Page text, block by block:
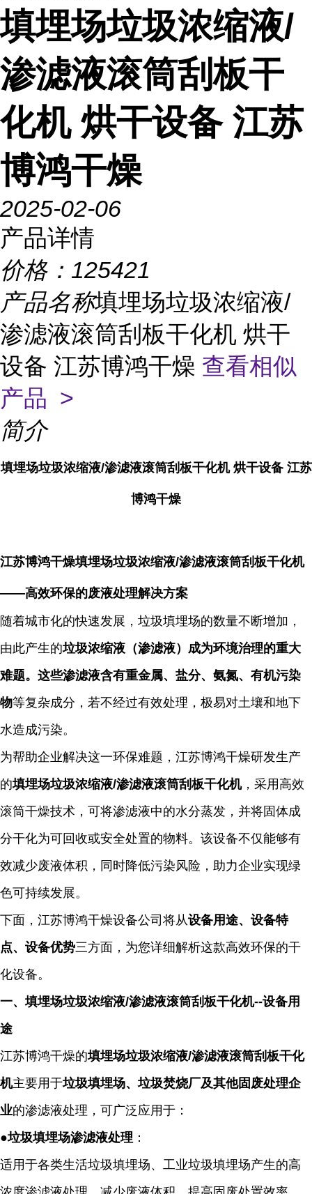
填埋场垃圾浓缩液/
渗滤液滚筒刮板干
化机 烘干设备 江苏
博鸿干燥
2025-02-06
产品详情
价格： 125421
产品名称填埋场垃圾浓缩液/
渗滤液滚筒刮板干化机 烘干
设备 江苏博鸿干燥 查看相似
产品 >
简介
填埋场垃圾浓缩液/渗滤液滚筒刮板干化机 烘干设备 江苏
博鸿干燥
江苏博鸿干燥填埋场垃圾浓缩液/渗滤液滚筒刮板干化机
——高效环保的废液处理解决方案
随着城市化的快速发展，垃圾填埋场的数量不断增加，
由此产生的垃圾浓缩液（渗滤液）成为环境治理的重大
难题。这些渗滤液含有重金属、盐分、氨氮、有机污染
物等复杂成分，若不经过有效处理，极易对土壤和地下
水造成污染。
为帮助企业解决这一环保难题，江苏博鸿干燥研发生产
的填埋场垃圾浓缩液/渗滤液滚筒刮板干化机，采用高效
滚筒干燥技术，可将渗滤液中的水分蒸发，并将固体成
分干化为可回收或安全处置的物料。该设备不仅能够有
效减少废液体积，同时降低污染风险，助力企业实现绿
色可持续发展。
下面， 江苏博鸿干燥设备公司 将从设备用途、设备特
点、设备优势三方面，为您详细解析这款高效环保的干
化设备。
一、填埋场垃圾浓缩液/渗滤液滚筒刮板干化机--设备用
途
江苏博鸿干燥的填埋场垃圾浓缩液/渗滤液滚筒刮板干化
机主要用于垃圾填埋场、垃圾焚烧厂及其他固废处理企
业的渗滤液处理，可广泛应用于：
●垃圾填埋场渗滤液处理 ：
适用于各类生活垃圾填埋场、工业垃圾填埋场产生的高